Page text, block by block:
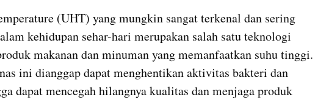
(UHT) yang mungkin sangat terkenal dan sering
kehidupan sehar-hari merupakan salah satu teknologi
makanan dan minuman yang memanfaatkan suhu tinggi.
ini dianggap dapat menghentikan aktivitas bakteri dan
dapat mencegah hilangnya kualitas dan menjaga produk